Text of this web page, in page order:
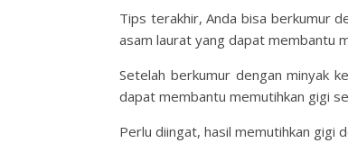
Tips terakhir, Anda bisa berkumur
asam laurat yang dapat membantu
Setelah berkumur dengan minyak
dapat membantu memutihkan gigi
Perlu diingat, hasil memutihkan gigi